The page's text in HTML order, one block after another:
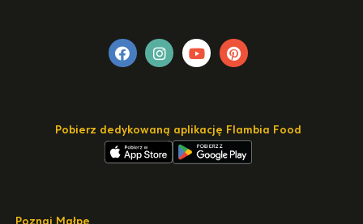
Pobierz dedykowaną aplikację Flambia Food